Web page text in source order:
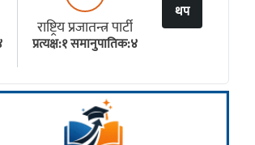
राष्ट्रिय प्रजातन्त्र पार्टी
प्रत्यक्ष:१ समानुपातिक:४
थप